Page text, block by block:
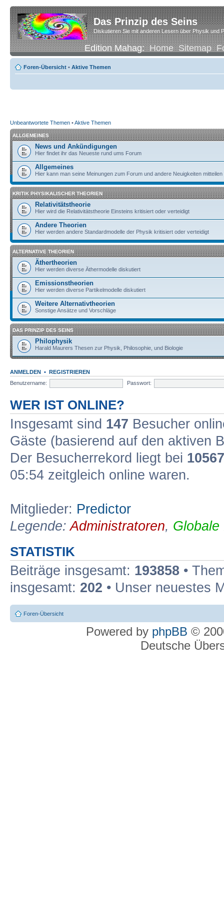
Das Prinzip des Seins
Diskutieren Sie mit anderen Lesern über Physik und
Edition Mahag:Home Sitemap
Foren-Übersicht • Aktive Themen
Unbeantwortete Themen •Aktive Themen
ALLGEMEINES
News und Ankündigungen
Hier findet ihr das Neueste rund ums Forum
Allgemeines
Hier kann man seine Meinungen zum Forum und andere Neuigkeiten mitteilen
KRITIK PHYSIKALISCHER THEORIEN
Relativitätstheorie
Hier wird die Relativitätstheorie Einsteins kritisiert oder verteidigt
Andere Theorien
Hier werden andere Standardmodelle der Physik kritisiert oder verteidigt
ALTERNATIVE THEORIEN
Äthertheorien
Hier werden diverse Äthermodelle diskutiert
Emissionstheorien
Hier werden diverse Partikelmodelle diskutiert
Weitere Alternativtheorien
Sonstige Ansätze und Vorschläge
DAS PRINZIP DES SEINS
Philophysik
Harald Maurers Thesen zur Physik, Philosophie, und Biologie
ANMELDEN • REGISTRIEREN
Benutzername:
Passwort:
WER IST ONLINE?
Insgesamt sind 147 Besucher
Gäste (basierend auf den aktiven
Der Besucherrekord liegt bei 10567
05:54 zeitgleich online waren.
Mitglieder: Predictor
Legende:Administratoren, Globale
STATISTIK
Beiträge insgesamt: 193858 •
insgesamt: 202 • Unser neuestes
Foren-Übersicht
Powered by phpBB ©
Deutsche